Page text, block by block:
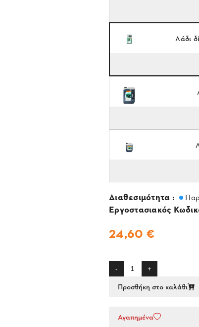
Λάδι
Διαθεσιμότητα :
Εργοστασιακός
24,60 €
- +
Προσθήκη στο καλάθι
Αγαπημένα